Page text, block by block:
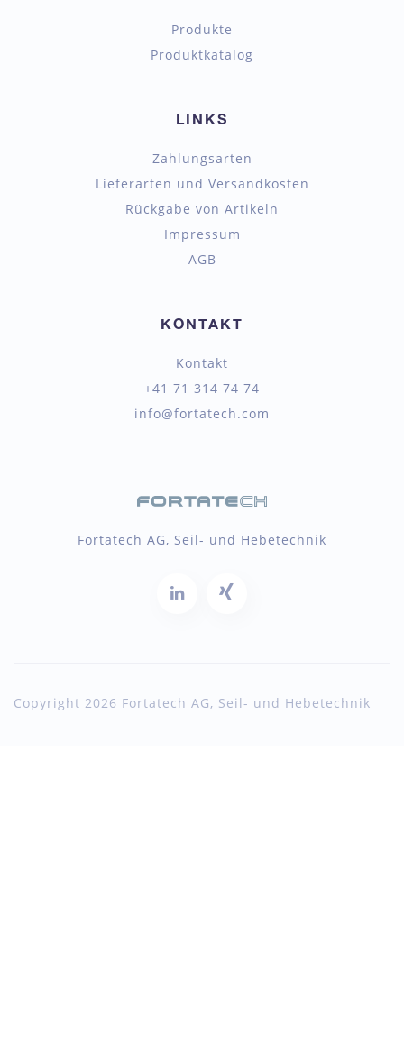
Produkte
Produktkatalog
LINKS
Zahlungsarten
Lieferarten und Versandkosten
Rückgabe von Artikeln
Impressum
AGB
KONTAKT
Kontakt
+41 71 314 74 74
info@fortatech.com
Fortatech AG, Seil- und Hebetechnik
Copyright 2026 Fortatech AG, Seil- und Hebetechnik